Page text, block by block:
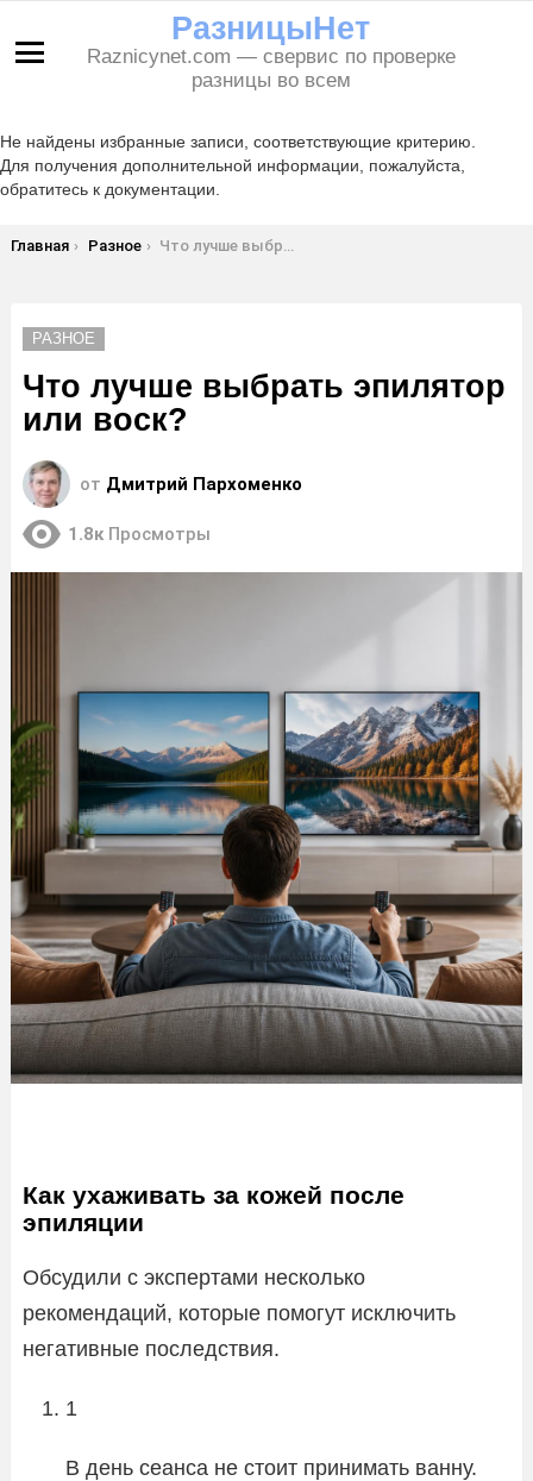
РазницыНет
Raznicynet.com — свервис по проверке
разницы во всем
Не найдены избранные записи, соответствующие критерию.
Для получения дополнительной информации, пожалуйста,
обратитесь к документации.
Вы здесь:
Главная Разное Что лучше выбрать эпилятор или воск?
РАЗНОЕ
Что лучше выбрать эпилятор
или воск?
от Дмитрий Пархоменко
1.8к Просмотры
Как ухаживать за кожей после
эпиляции
Обсудили с экспертами несколько
рекомендаций, которые помогут исключить
негативные последствия.
1
В день сеанса не стоит принимать ванну.